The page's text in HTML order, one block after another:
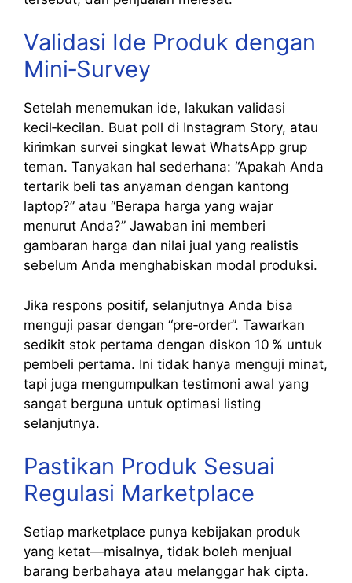
Validasi Ide Produk dengan
Mini‑Survey
Setelah menemukan ide, lakukan validasi
kecil‑kecilan. Buat poll di Instagram Story, atau
kirimkan survei singkat lewat WhatsApp grup
teman. Tanyakan hal sederhana: “Apakah Anda
tertarik beli tas anyaman dengan kantong
laptop?” atau “Berapa harga yang wajar
menurut Anda?” Jawaban ini memberi
gambaran harga dan nilai jual yang realistis
sebelum Anda menghabiskan modal produksi.
Jika respons positif, selanjutnya Anda bisa
menguji pasar dengan “pre‑order”. Tawarkan
sedikit stok pertama dengan diskon 10 % untuk
pembeli pertama. Ini tidak hanya menguji minat,
tapi juga mengumpulkan testimoni awal yang
sangat berguna untuk optimasi listing
selanjutnya.
Pastikan Produk Sesuai
Regulasi Marketplace
Setiap marketplace punya kebijakan produk
yang ketat—misalnya, tidak boleh menjual
barang berbahaya atau melanggar hak cipta.